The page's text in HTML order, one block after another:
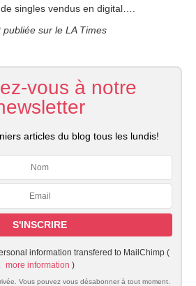
singles vendus en digital….
sur le LA Times
vous à notre
articles du blog tous les lundis!
information transfered to MailChimp (
more information )
Vous pouvez vous désabonner à tout moment.